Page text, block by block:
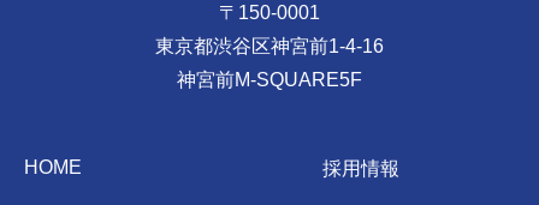
〒150-0001
東京都渋谷区神宮前1-4-16
神宮前M-SQUARE5F
HOME 採用情報